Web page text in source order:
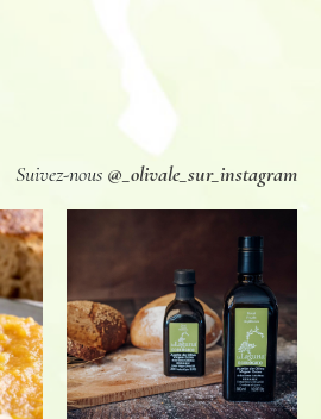
Suivez-nous @_olivale_sur_instagram